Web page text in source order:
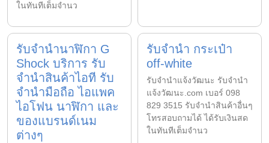
ในทันทีเต็มจำนว
รับจำนำนาฬิกา G
Shock บริการ รับ
จำนำสินค้าไอที รับ
จำนำมือถือ ไอแพค
ไอโฟน นาฬิกา และ
ของแบรนด์เนม
ต่างๆ
รับจำนำ กระเป๋า
off-white
รับจํานําแจ้งวัฒนะ รับจํานํา
แจ้งวัฒนะ.com เบอร์ 098
829 3515 รับจำนำสินค้าอื่นๆ
โทรสอบถามได้ ได้รับเงินสด
ในทันทีเต็มจำนว